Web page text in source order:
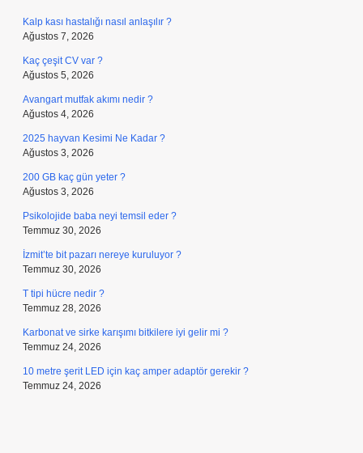
Kalp kası hastalığı nasıl anlaşılır ?
Ağustos 7, 2026
Kaç çeşit CV var ?
Ağustos 5, 2026
Avangart mutfak akımı nedir ?
Ağustos 4, 2026
2025 hayvan Kesimi Ne Kadar ?
Ağustos 3, 2026
200 GB kaç gün yeter ?
Ağustos 3, 2026
Psikolojide baba neyi temsil eder ?
Temmuz 30, 2026
İzmit’te bit pazarı nereye kuruluyor ?
Temmuz 30, 2026
T tipi hücre nedir ?
Temmuz 28, 2026
Karbonat ve sirke karışımı bitkilere iyi gelir mi ?
Temmuz 24, 2026
10 metre şerit LED için kaç amper adaptör gerekir ?
Temmuz 24, 2026